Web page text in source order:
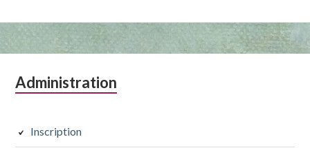
Colonne
subsidiaire
Administration
Inscription